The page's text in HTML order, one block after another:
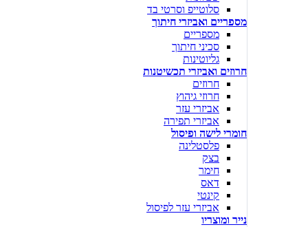
סלוטייפ וסרטי בד
מספריים ואביזרי חיתוך
מספריים
סכיני חיתוך
גליוטינות
חרוזים ואביזרי תכשיטנות
חרוזים
חרוזי גיהוץ
אביזרי עזר
אביזרי תפירה
חומרי לישה ופיסול
פלסטלינה
בצק
חימר
דאס
קינטי
אביזרי עזר לפיסול
נייר ומוצריו